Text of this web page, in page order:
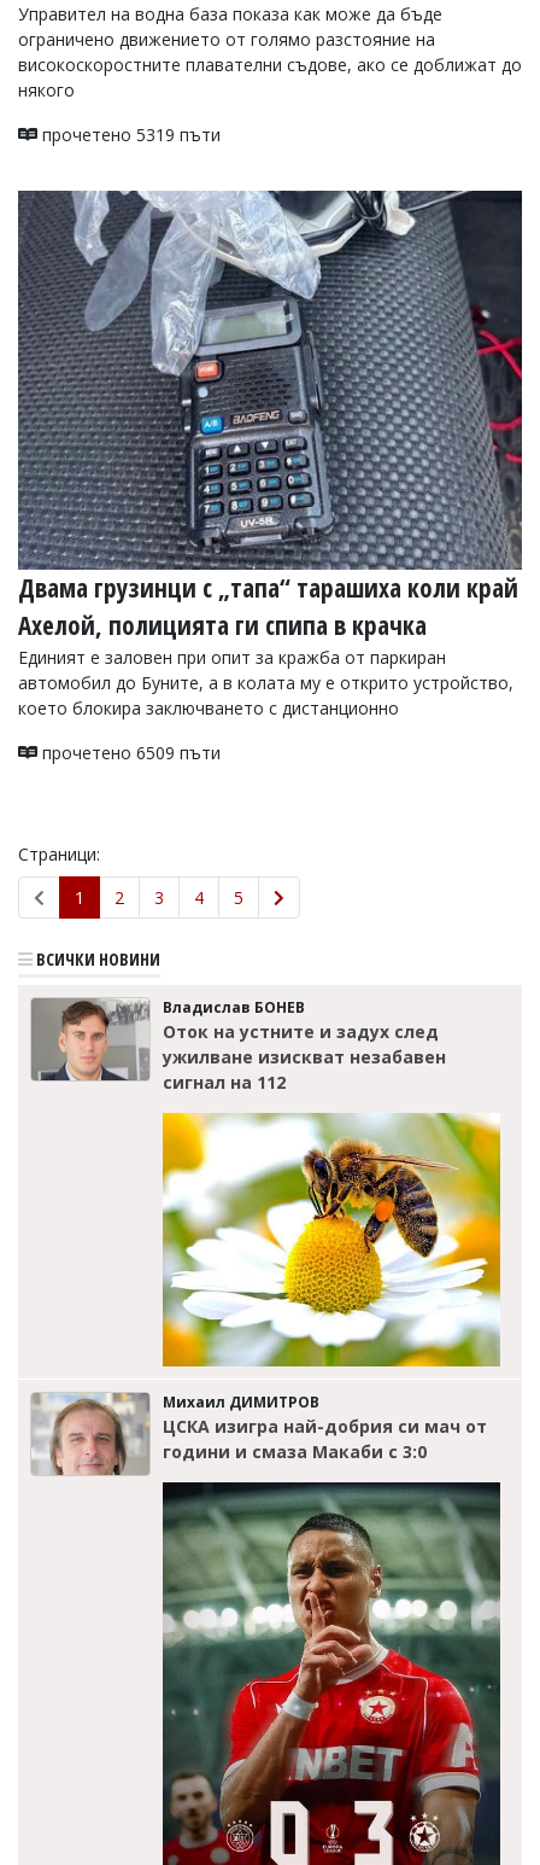
Управител на водна база показа как може да бъде
ограничено движението от голямо разстояние на
високоскоростните плавателни съдове, ако се доближат до
някого
прочетено 5319 пъти
Двама грузинци с „тапа“ тарашиха коли край
Ахелой, полицията ги спипа в крачка
Единият е заловен при опит за кражба от паркиран
автомобил до Буните, а в колата му е открито устройство,
което блокира заключването с дистанционно
прочетено 6509 пъти
Страници:
1
2 3 4 5
ВСИЧКИ НОВИНИ
Владислав БОНЕВ
Оток на устните и задух след
ужилване изискват незабавен
сигнал на 112
Михаил ДИМИТРОВ
ЦСКА изигра най-добрия си мач от
години и смаза Макаби с 3:0